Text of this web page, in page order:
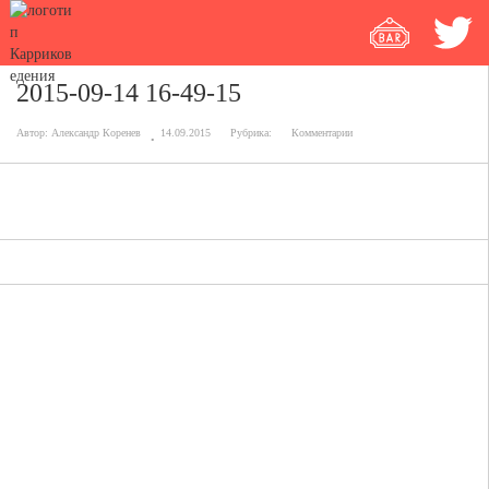
2015-09-14 16-49-15
Автор: Александр Коренев 14.09.2015 Рубрика: Комментарии